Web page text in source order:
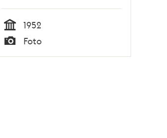
Tid
1952
Typ
Foto